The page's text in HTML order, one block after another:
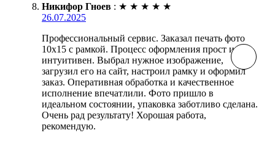
Никифор Гноев : ★ ★ ★ ★ ★
26.07.2025
Профессиональный сервис. Заказал печать фото
10х15 с рамкой. Процесс оформления прост и
интуитивен. Выбрал нужное изображение,
загрузил его на сайт, настроил рамку и оформил
заказ. Оперативная обработка и качественное
исполнение впечатлили. Фото пришло в
идеальном состоянии, упаковка заботливо сделана.
Очень рад результату! Хорошая работа,
рекомендую.